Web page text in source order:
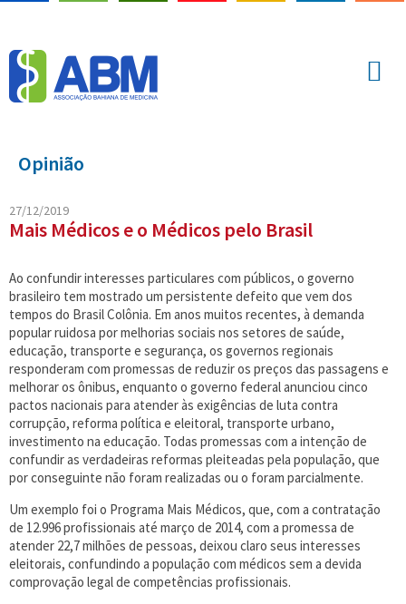
Opinião
27/12/2019
Mais Médicos e o Médicos pelo Brasil
Ao confundir interesses particulares com públicos, o governo
brasileiro tem mostrado um persistente defeito que vem dos
tempos do Brasil Colônia. Em anos muitos recentes, à demanda
popular ruidosa por melhorias sociais nos setores de saúde,
educação, transporte e segurança, os governos regionais
responderam com promessas de reduzir os preços das passagens e
melhorar os ônibus, enquanto o governo federal anunciou cinco
pactos nacionais para atender às exigências de luta contra
corrupção, reforma política e eleitoral, transporte urbano,
investimento na educação. Todas promessas com a intenção de
confundir as verdadeiras reformas pleiteadas pela população, que
por conseguinte não foram realizadas ou o foram parcialmente.
Um exemplo foi o Programa Mais Médicos, que, com a contratação
de 12.996 profissionais até março de 2014, com a promessa de
atender 22,7 milhões de pessoas, deixou claro seus interesses
eleitorais, confundindo a população com médicos sem a devida
comprovação legal de competências profissionais.